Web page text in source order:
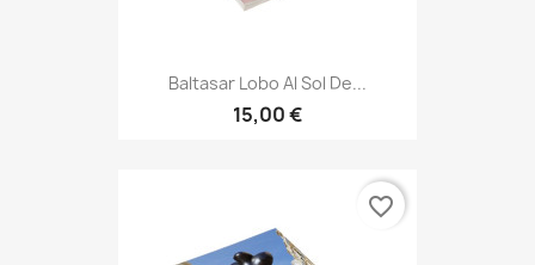
Baltasar Lobo Al Sol De...
15,00 €
favorite_border